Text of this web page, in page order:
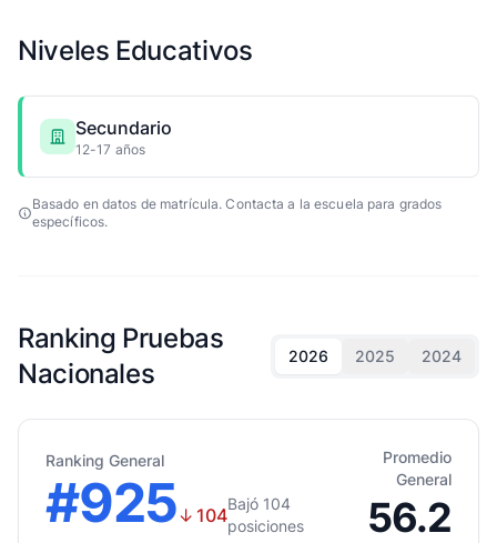
Niveles Educativos
Secundario
12-17 años
Basado en datos de matrícula. Contacta a la escuela para grados
específicos.
Ranking Pruebas
Nacionales
2026 2025 2024
Ranking General
#925↓ 104
Bajó 104
posiciones
Promedio
General
56.2